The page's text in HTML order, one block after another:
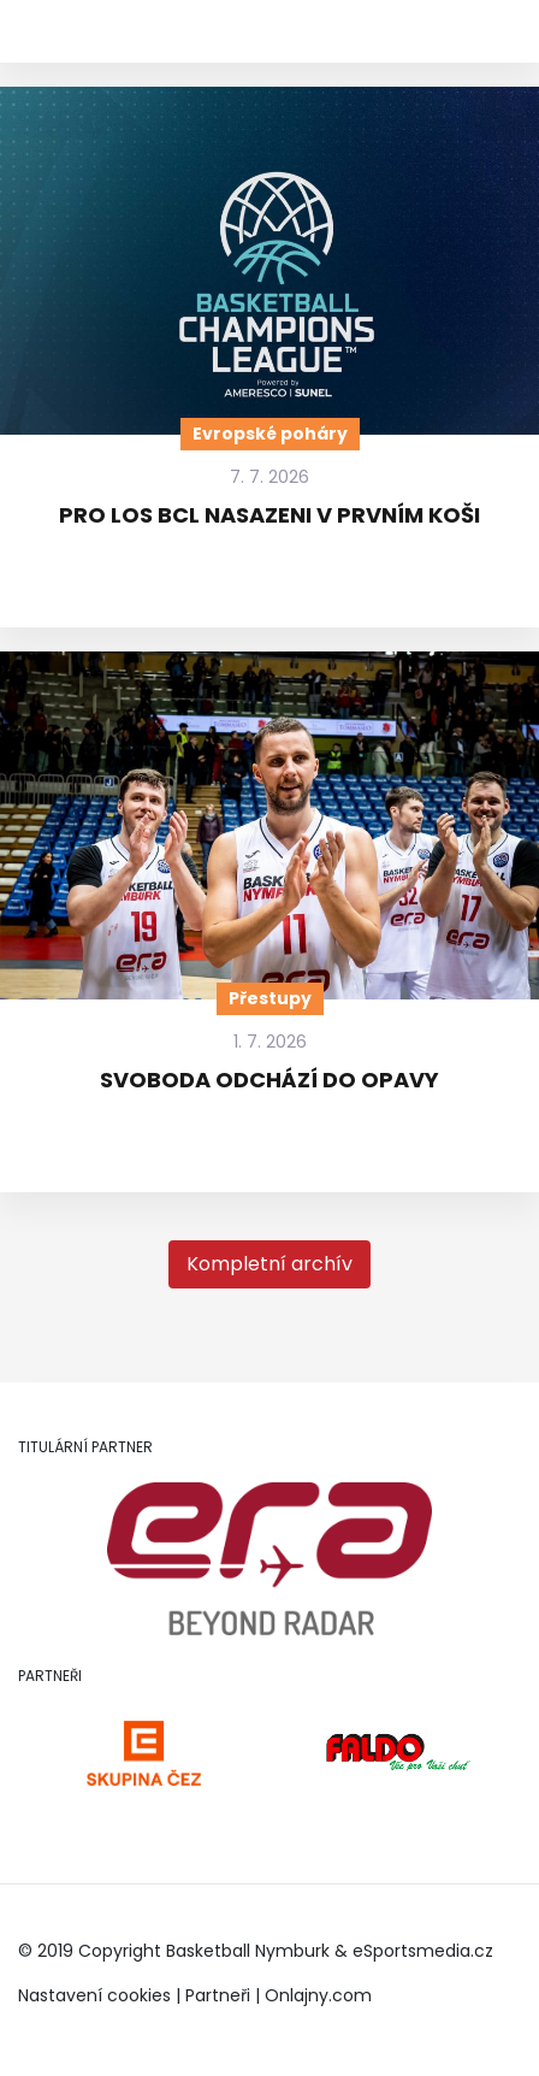
Evropské poháry
7. 7. 2026
PRO LOS BCL NASAZENI V PRVNÍM KOŠI
Přestupy
1. 7. 2026
SVOBODA ODCHÁZÍ DO OPAVY
Kompletní archív
TITULÁRNÍ PARTNER
PARTNEŘI
© 2019 Copyright Basketball Nymburk & eSportsmedia.cz
Nastavení cookies | Partneři | Onlajny.com